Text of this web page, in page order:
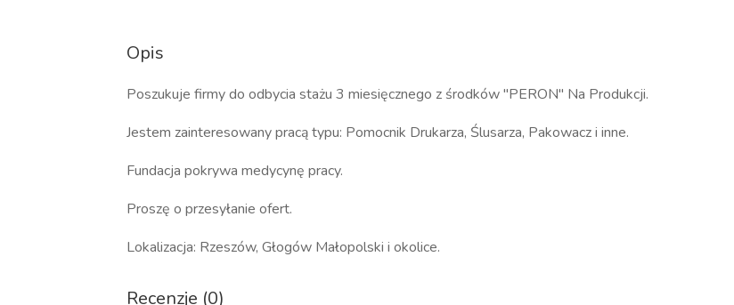
Opis
Poszukuje firmy do odbycia stażu 3 miesięcznego z środków "PERON" Na Produkcji.
Jestem zainteresowany pracą typu: Pomocnik Drukarza, Ślusarza, Pakowacz i inne.
Fundacja pokrywa medycynę pracy.
Proszę o przesyłanie ofert.
Lokalizacja: Rzeszów, Głogów Małopolski i okolice.
Recenzje (0)